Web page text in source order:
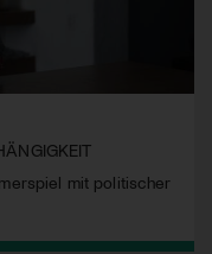
mit politischer